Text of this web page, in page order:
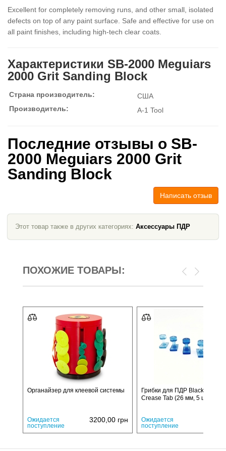
Excellent for completely removing runs, and other small, isolated
defects on top of any paint surface. Safe and effective for use on
all paint finishes, including high-tech clear coats.
Характеристики SB-2000 Meguiars
2000 Grit Sanding Block
Страна производитель:
США
Производитель:
A-1 Tool
Последние отзывы о SB-
2000 Meguiars 2000 Grit
Sanding Block
Написать отзыв
Этот товар также в других категориях: Аксессуары ПДР
ПОХОЖИЕ ТОВАРЫ:
Органайзер для клеевой системы
Ожидается
поступление
3200,00 грн
Грибки для ПДР Black Ice
Crease Tab (26 мм, 5 шт.)
Ожидается
поступление